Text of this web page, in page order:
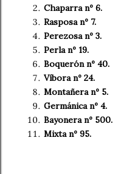
Chaparra nº 6.
Rasposa nº 7.
Perezosa nº 3.
Perla nº 19.
Boquerón nº 40.
Víbora nº 24.
Montañera nº 5.
Germánica nº 4.
Bayonera nº 500.
Mixta nº 95.